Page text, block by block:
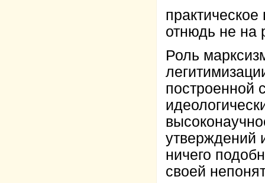
отнюдь не на
Роль
построенной
утверждений
ничего
своей